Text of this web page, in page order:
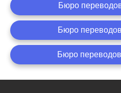
Бюро
Бюро
Бюро